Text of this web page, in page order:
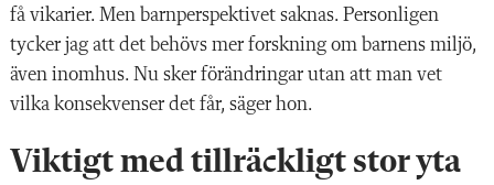
få vikarier. Men barnperspektivet saknas. Personligen
tycker jag att det behövs mer forskning om barnens miljö,
även inomhus. Nu sker förändringar utan att man vet
vilka konsekvenser det får, säger hon.
Viktigt med tillräckligt stor yta